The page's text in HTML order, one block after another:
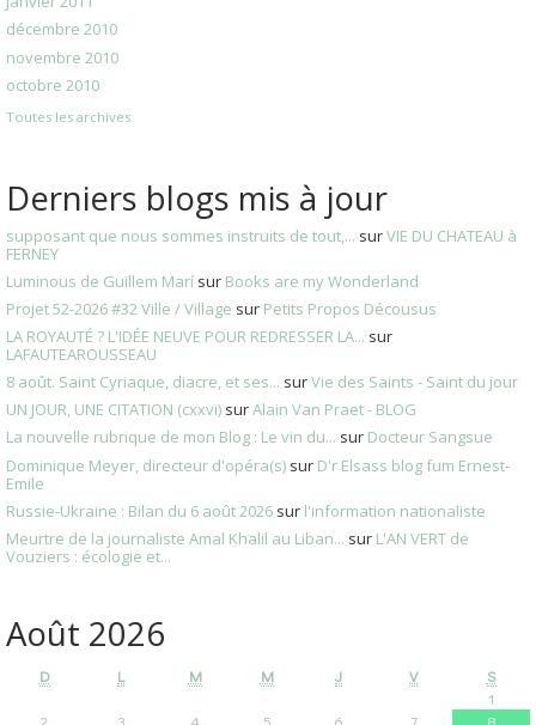
décembre 2010
novembre 2010
octobre 2010
Toutes les archives
Derniers blogs mis à jour
supposant que nous sommes instruits de tout,... surVIE DU CHATEAU à
FERNEY
Luminous de Guillem Marí sur Books are my Wonderland
Projet 52-2026 #32 Ville / Village sur Petits Propos Décousus
LA ROYAUTÉ ? L'IDÉE NEUVE POUR REDRESSER LA... sur
LAFAUTEAROUSSEAU
8 août. Saint Cyriaque, diacre, et ses... surVie des Saints - Saint du jour
UN JOUR, UNE CITATION (cxxvi) surAlain Van Praet - BLOG
La nouvelle rubrique de mon Blog : Le vin du... sur Docteur Sangsue
Dominique Meyer, directeur d'opéra(s) sur D'r Elsass blog fum Ernest-
Emile
Russie-Ukraine : Bilan du 6 août 2026 sur l'information nationaliste
Meurtre de la journaliste Amal Khalil au Liban... sur L'AN VERT de
Vouziers : écologie et...
Août 2026
D L M M J V
S
1
2
3 4 5 6 7
8